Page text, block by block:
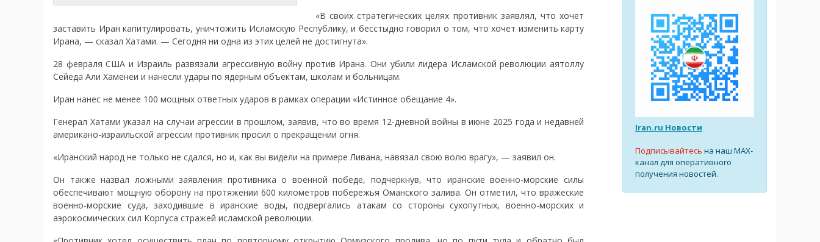
«В своих стратегических целях противник заявлял, что хочет
заставить Иран капитулировать, уничтожить Исламскую Республику, и бесстыдно говорил о том, что хочет изменить карту
Ирана, — сказал Хатами. — Сегодня ни одна из этих целей не достигнута».
28 февраля США и Израиль развязали агрессивную войну против Ирана. Они убили лидера Исламской революции аятоллу
Сейеда Али Хаменеи и нанесли удары по ядерным объектам, школам и больницам.
Иран нанес не менее 100 мощных ответных ударов в рамках операции «Истинное обещание 4».
Генерал Хатами указал на случаи агрессии в прошлом, заявив, что во время 12-дневной войны в июне 2025 года и недавней
американо-израильской агрессии противник просил о прекращении огня.
«Иранский народ не только не сдался, но и, как вы видели на примере Ливана, навязал свою волю врагу», — заявил он.
Он также назвал ложными заявления противника о военной победе, подчеркнув, что иранские военно-морские силы
обеспечивают мощную оборону на протяжении 600 километров побережья Оманского залива. Он отметил, что вражеские
военно-морские суда, заходившие в иранские воды, подвергались атакам со стороны сухопутных, военно-морских и
аэрокосмических сил Корпуса стражей исламской революции.
Iran.ru Новости
Подписывайтесь на наш MAX-
канал для оперативного
получения новостей.